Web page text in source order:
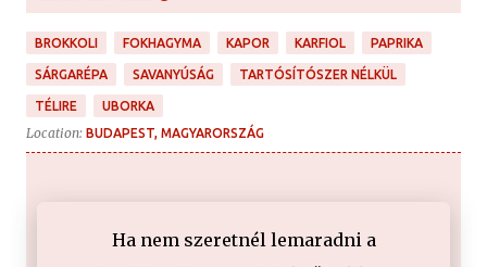
BROKKOLI FOKHAGYMA KAPOR KARFIOL PAPRIKA
SÁRGARÉPA SAVANYÚSÁG TARTÓSÍTÓSZER NÉLKÜL
TÉLIRE UBORKA
Location: BUDAPEST, MAGYARORSZÁG
Ha nem szeretnél lemaradni a